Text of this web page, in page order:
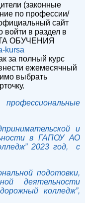
(законные
по профессии/
сайт
войти в раздел в
ОБУЧЕНИЯ
kursa
за полный курс
ежемесячный
выбрать
и
в ГАПОУ АО
2023 год, с
подотовки,
деятельности
колледж”,